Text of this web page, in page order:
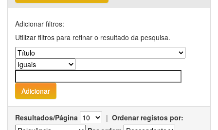
Adicionar filtros:
Utilizar filtros para refinar o resultado da pesquisa.
Resultados/Página | Ordenar registos por: